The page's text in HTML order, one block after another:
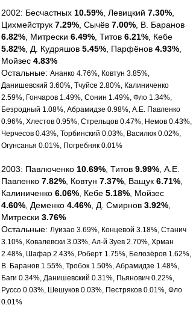
2002: Бесчастных 10.59% , Левицкий 7.30%
Цихмейструк 7.29% , Сычёв 7.00% , В. Баранов
6.82% , Митрески 6.49% , Титов 6.21% , Кебе
5.82% , Д. Кудряшов 5.45% , Парфёнов 4.93%
Мойзес 4.83%
Остальные: Ананко 4.76%, Ковтун 3.85%,
Данишевский 3.60%, Тчуйсе 2.80%, Калиниченко
2.59%, Гончаров 1.49%, Сонин 1.49%, Фло 1.34%,
Безродный 1.08%, Абрамидзе 0.98%, А.Е. Павленко
0.96%, Хлестов 0.95%, Стрельцов 0.47%, Немов 0.43%,
Черчесов 0.43%, Торбинский 0.03%, Василюк 0.02%,
Огунсанья 0.01%, Погребняк 0.01%
2003: Павлюченко 10.69% , Титов 9.99% , А.Е.
Павленко 7.82% , Ковтун 7.37% , Ващук 6.71%
Калиниченко 6.06% , Кебе 5.18% , Мойзес
4.60% , Деменко 4.46% , Д. Смирнов 3.92%
Митрески 3.76%
Остальные: Луизао 3.69%, Концевой 3.18%, Станич
3.10%, Ковалевски 3.03%, Ал-й Зуев 2.70%, Хрман
2.48%, Шафар 2.43%, Роберт 1.75%, Белозёров 1.62%,
В. Баранов 1.55%, Тробок 1.50%, Абрамидзе 1.48%,
Баги 0.34%, Данишевский 0.31%, Пьянович 0.22%,
Руссо 0.03%, Шешуков 0.03%, Пестряков 0.01%, Фло
0.01%